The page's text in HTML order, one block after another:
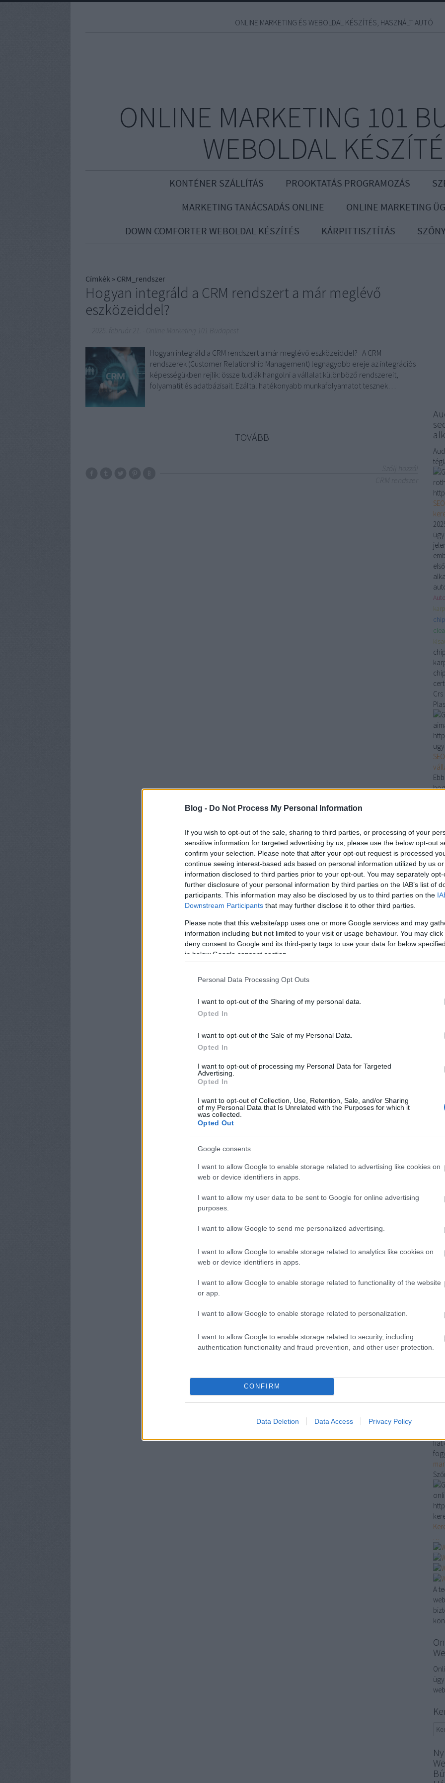
Blog - Do Not Process My Personal Information
If you wish to opt-out of the sale, sharing to third parties, or processing of your
sensitive information for targeted advertising by us, please use the below opt-out
confirm your selection. Please note that after your opt-out request is processed
continue seeing interest-based ads based on personal information utilized by us
information disclosed to third parties prior to your opt-out. You may separately
further disclosure of your personal information by third parties on the IAB’s list of
participants. This information may also be disclosed by us to third parties on the
Downstream Participants that may further disclose it to other third parties.
Please note that this website/app uses one or more Google services and may
information including but not limited to your visit or usage behaviour. You may
deny consent to Google and its third-party tags to use your data for below
in below Google consent section.
Personal Data Processing Opt Outs
I want to opt-out of the Sharing of my personal data.
Opted In
I want to opt-out of the Sale of my Personal Data.
Opted In
I want to opt-out of processing my Personal Data for Targeted
Advertising.
Opted In
I want to opt-out of Collection, Use, Retention, Sale, and/or Sharing
of my Personal Data that Is Unrelated with the Purposes for which it
was collected.
Opted Out
Google consents
I want to allow Google to enable storage related to advertising like cookies on
web or device identifiers in apps.
I want to allow my user data to be sent to Google for online advertising
purposes.
I want to allow Google to send me personalized advertising.
I want to allow Google to enable storage related to analytics like cookies on
web or device identifiers in apps.
I want to allow Google to enable storage related to functionality of the website
or app.
I want to allow Google to enable storage related to personalization.
I want to allow Google to enable storage related to security, including
authentication functionality and fraud prevention, and other user protection.
CONFIRM
Data Deletion Data Access Privacy Policy
ONLINE MARKETING ÉS WEBOLDAL KÉSZÍTÉS, HASZNÁLT AUTÓ
ONLINE MARKETING 101
WEBOLDAL
KONTÉNER SZÁLLÍTÁS PROOKTATÁS PROGRAMOZÁS
MARKETING TANÁCSADÁS ONLINE
ONLINE MARKETING
DOWN COMFORTER WEBOLDAL KÉSZÍTÉS
KÁRPITTISZTÍTÁS
Címkék » CRM_rendszer
Hogyan integráld a CRM rendszert a már meglévő
eszközeiddel?
Online Marketing 101 Budapest
Hogyan integráld a CRM rendszert a már meglévő eszközeiddel? A CRM
rendszerek (Customer Relationship Management) legnagyobb ereje az integrációs
képességükben rejlik: össze tudják hangolni a vállalat különböző rendszereit,
folyamatit és adatbázisait. Ezáltal hatékonyabb munkafolyamatot tesznek…
TOVÁBB
fiat
…
A